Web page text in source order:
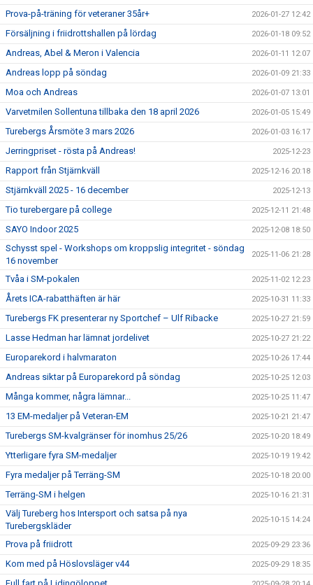
Prova-på-träning för veteraner 35år+ 2026-01-27 12:42
Försäljning i friidrottshallen på lördag 2026-01-18 09:52
Andreas, Abel & Meron i Valencia 2026-01-11 12:07
Andreas lopp på söndag 2026-01-09 21:33
Moa och Andreas 2026-01-07 13:01
Varvetmilen Sollentuna tillbaka den 18 april 2026 2026-01-05 15:49
Turebergs Årsmöte 3 mars 2026 2026-01-03 16:17
Jerringpriset - rösta på Andreas! 2025-12-23
Rapport från Stjärnkväll 2025-12-16 20:18
Stjärnkväll 2025 - 16 december 2025-12-13
Tio turebergare på college 2025-12-11 21:48
SAYO Indoor 2025 2025-12-08 18:50
Schysst spel - Workshops om kroppslig integritet - söndag
16 november
2025-11-06 21:28
Tvåa i SM-pokalen 2025-11-02 12:23
Årets ICA-rabatthäften är här 2025-10-31 11:33
Turebergs FK presenterar ny Sportchef – Ulf Ribacke 2025-10-27 21:59
Lasse Hedman har lämnat jordelivet 2025-10-27 21:22
Europarekord i halvmaraton 2025-10-26 17:44
Andreas siktar på Europarekord på söndag 2025-10-25 12:03
Många kommer, några lämnar... 2025-10-25 11:47
13 EM-medaljer på Veteran-EM 2025-10-21 21:47
Turebergs SM-kvalgränser för inomhus 25/26 2025-10-20 18:49
Ytterligare fyra SM-medaljer 2025-10-19 19:42
Fyra medaljer på Terräng-SM 2025-10-18 20:00
Terräng-SM i helgen 2025-10-16 21:31
Välj Tureberg hos Intersport och satsa på nya
Turebergskläder
2025-10-15 14:24
Prova på friidrott 2025-09-29 23:36
Kom med på Höslovsläger v44 2025-09-29 18:35